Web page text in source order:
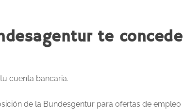
te concede
cuenta bancaria.
de la Bundesgentur para ofertas de empleo